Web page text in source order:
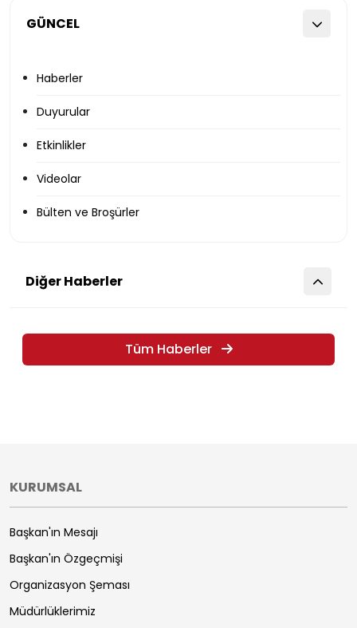
GÜNCEL
Haberler
Duyurular
Etkinlikler
Videolar
Bülten ve Broşürler
Diğer Haberler
Tüm Haberler
KURUMSAL
Başkan'ın Mesajı
Başkan'ın Özgeçmişi
Organizasyon Şeması
Müdürlüklerimiz